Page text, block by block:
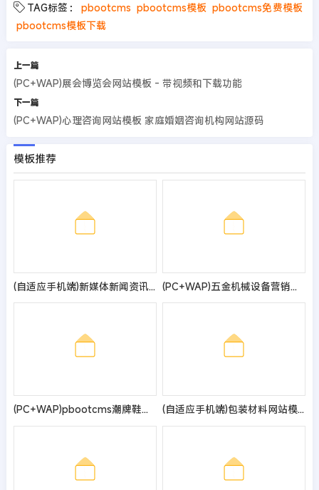
TAG标签： pbootcms pbootcms模板 pbootcms免费模板
pbootcms模板下载
上一篇
(PC+WAP)展会博览会网站模板 - 带视频和下载功能
下一篇
(PC+WAP)心理咨询网站模板 家庭婚姻咨询机构网站源码
模板推荐
(自适应手机端)新媒体新闻资讯类pbootcms网站模板 IT运营博客网站源码 (PC+WAP)五金机械设备营销型网站模板
(PC+WAP)pbootcms潮牌鞋球类新闻资讯网站模板 新闻资讯门户网站源码 (自适应手机端)包装材料网站模板 印刷包装网站源码